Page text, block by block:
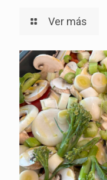
Ver más